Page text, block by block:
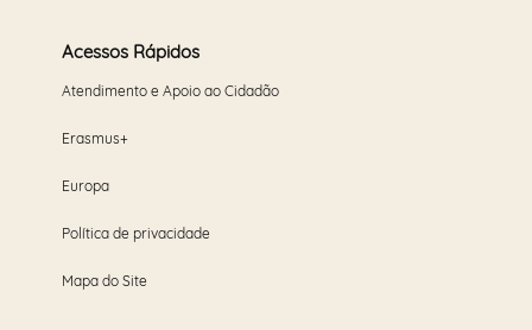
Acessos Rápidos
Atendimento e Apoio ao Cidadão
Erasmus+
Europa
Política de privacidade
Mapa do Site